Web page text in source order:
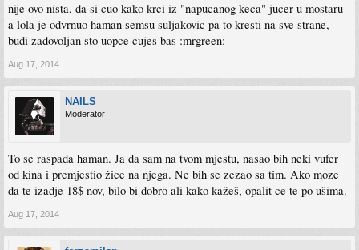
nije ovo nista, da si cuo kako krci iz "napucanog keca" jucer u mostaru
a lola je odvrnuo haman semsu suljakovic pa to kresti na sve strane,
budi zadovoljan sto uopce cujes bas :mrgreen:
Aug 17, 2014
NAILS
Moderator
To se raspada haman. Ja da sam na tvom mjestu, nasao bih neki vufer
od kina i premjestio žice na njega. Ne bih se zezao sa tim. Ako moze
da te izadje 18$ nov, bilo bi dobro ali kako kažeš, opalit ce te po ušima.
Aug 17, 2014